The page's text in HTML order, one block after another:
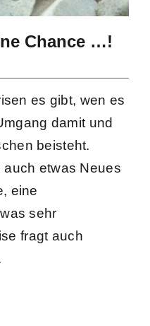
Chance …!
es gibt, wen es
damit und
beisteht.
etwas Neues
eine
sehr
fragt auch